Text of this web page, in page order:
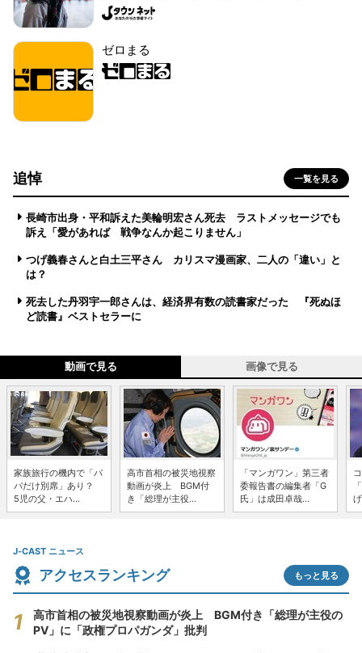
ゼロまる
追悼 一覧を見る
長崎市出身・平和訴えた美輪明宏さん死去 ラストメッセージでも
訴え「愛があれば 戦争なんか起こりません」
つげ義春さんと白土三平さん カリスマ漫画家、二人の「違い」と
は？
死去した丹羽宇一郎さんは、経済界有数の読書家だった 『死ぬほ
ど読書』ベストセラーに
動画で見る 画像で見る
家族旅行の機内で「パ
パだけ別席」あり？
5児の父・エハ...
高市首相の被災地視察
動画が炎上 BGM付
き「総理が主役...
「マンガワン」第三者
委報告書の編集者「G
氏」は成田卓哉...
J-CAST ニュース
アクセスランキング もっと見る
高市首相の被災地視察動画が炎上 BGM付き「総理が主役の
PV」に「政権プロパガンダ」批判